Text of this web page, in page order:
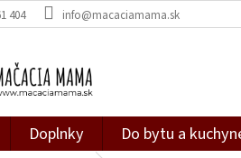
404 info@macaciamama.sk
Doplnky Do bytu a